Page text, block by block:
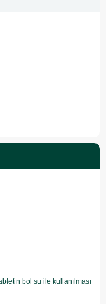
bol su ile kullanılması